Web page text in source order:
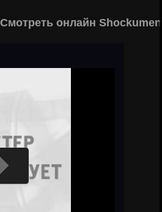
Смотреть онлайн